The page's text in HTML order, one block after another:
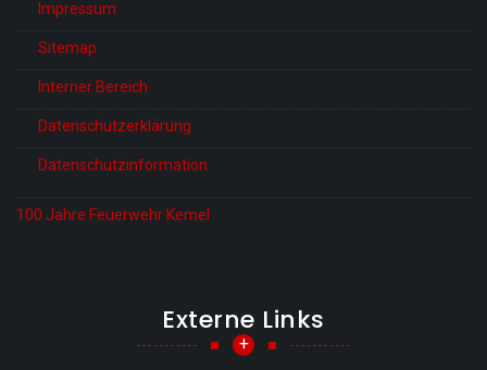
Impressum
Sitemap
Interner Bereich
Datenschutzerklärung
Datenschutzinformation
100 Jahre Feuerwehr Kemel
Externe Links
+